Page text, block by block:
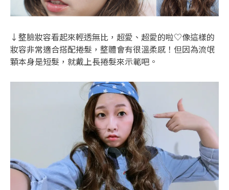
↓整臉妝容看起來輕透無比，超愛、超愛的啦♡像這樣的
妝容非常適合搭配捲髮，整體會有很溫柔感！但因為流氓
顆本身是短髮，就戴上長捲髮來示範吧。